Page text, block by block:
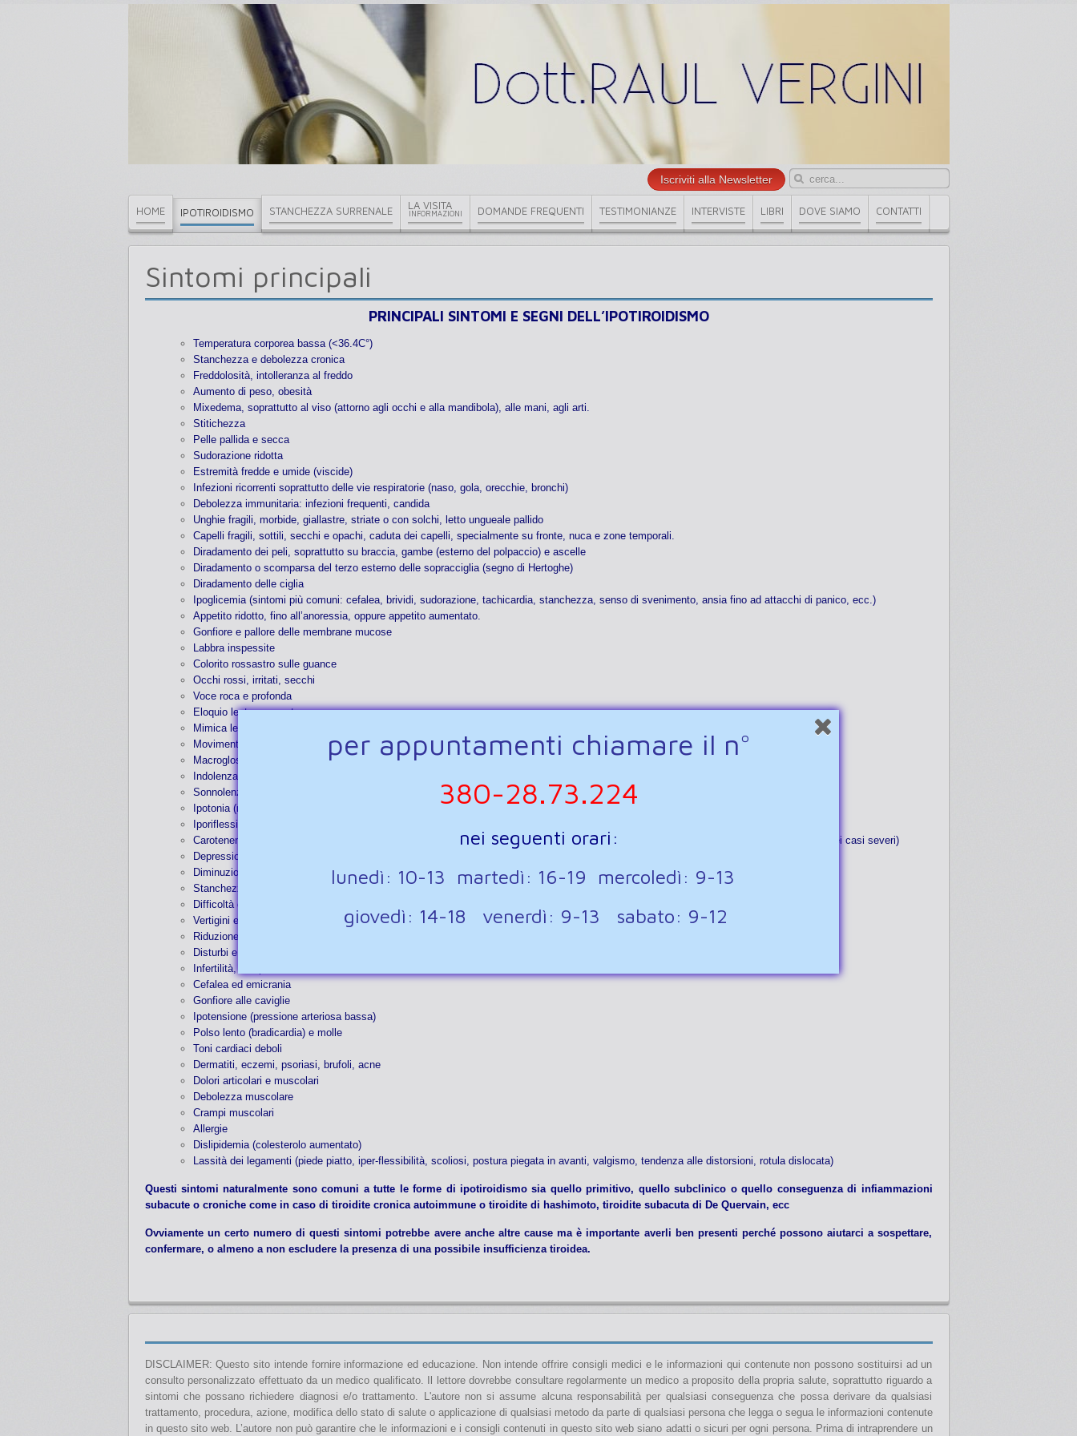
Iscriviti alla Newsletter
HOME IPOTIROIDISMO STANCHEZZA SURRENALE LA VISITA
INFORMAZIONI DOMANDE FREQUENTI TESTIMONIANZE INTERVISTE LIBRI DOVE SIAMO CONTATTI
Sintomi principali
PRINCIPALI SINTOMI E SEGNI DELL’IPOTIROIDISMO
Temperatura corporea bassa (<36.4C°)
Stanchezza e debolezza cronica
Freddolosità, intolleranza al freddo
Aumento di peso, obesità
Mixedema, soprattutto al viso (attorno agli occhi e alla mandibola), alle mani, agli arti.
Stitichezza
Pelle pallida e secca
Sudorazione ridotta
Estremità fredde e umide (viscide)
Infezioni ricorrenti soprattutto delle vie respiratorie (naso, gola, orecchie, bronchi)
Debolezza immunitaria: infezioni frequenti, candida
Unghie fragili, morbide, giallastre, striate o con solchi, letto ungueale pallido
Capelli fragili, sottili, secchi e opachi, caduta dei capelli, specialmente su fronte, nuca e zone temporali.
Diradamento dei peli, soprattutto su braccia, gambe (esterno del polpaccio) e ascelle
Diradamento o scomparsa del terzo esterno delle sopracciglia (segno di Hertoghe)
Diradamento delle ciglia
Ipoglicemia (sintomi più comuni: cefalea, brividi, sudorazione, tachicardia, stanchezza, senso di svenimento, ansia fino ad attacchi di panico, ecc.)
Appetito ridotto, fino all’anoressia, oppure appetito aumentato.
Gonfiore e pallore delle membrane mucose
Labbra inspessite
Colorito rossastro sulle guance
Occhi rossi, irritati, secchi
Voce roca e profonda
Eloquio lento e monotono
Mimica lenta
Movimenti lenti
Macroglossia (lingua ingrossata) spesso con impronta dei denti sui lati
Indolenza, apatia, pigrizia, svogliatezza
Sonnolenza, letargia
Ipotonia (ridotto tono muscolare)
Iporiflessia (riflessi diminuiti), specialmente del tendine di Achille
Carotenemia (colorazione giallastra del palmo di mani e piedi dovuta all’incapacità del fegato di convertire il beta-carotene in vitamina A) (nei casi severi)
Depressione, umore malinconico
Diminuzione della memoria e dell’attività mentale
Stanchezza mentale
Difficoltà di concentrazione
Vertigini e giramenti di testa
Riduzione o scomparsa del desiderio sessuale
Disturbi e alterazioni del ciclo mestruale e Sindrome Premestruale
Infertilità, incapacità di rimanere incinta
Cefalea ed emicrania
Gonfiore alle caviglie
Ipotensione (pressione arteriosa bassa)
Polso lento (bradicardia) e molle
Toni cardiaci deboli
Dermatiti, eczemi, psoriasi, brufoli, acne
Dolori articolari e muscolari
Debolezza muscolare
Crampi muscolari
Allergie
Dislipidemia (colesterolo aumentato)
Lassità dei legamenti (piede piatto, iper-flessibilità, scoliosi, postura piegata in avanti, valgismo, tendenza alle distorsioni, rotula dislocata)
Questi sintomi naturalmente sono comuni a tutte le forme di ipotiroidismo sia quello primitivo, quello subclinico o quello conseguenza di infiammazioni
subacute o croniche come in caso di tiroidite cronica autoimmune o tiroidite di hashimoto, tiroidite subacuta di De Quervain, ecc
Ovviamente un certo numero di questi sintomi potrebbe avere anche altre cause ma è importante averli ben presenti perché possono aiutarci a sospettare,
confermare, o almeno a non escludere la presenza di una possibile insufficienza tiroidea.
DISCLAIMER: Questo sito intende fornire informazione ed educazione. Non intende offrire consigli medici e le informazioni qui contenute non possono sostituirsi ad un
consulto personalizzato effettuato da un medico qualificato. Il lettore dovrebbe consultare regolarmente un medico a proposito della propria salute, soprattutto riguardo a
sintomi che possano richiedere diagnosi e/o trattamento. L'autore non si assume alcuna responsabilità per qualsiasi conseguenza che possa derivare da qualsiasi
trattamento, procedura, azione, modifica dello stato di salute o applicazione di qualsiasi metodo da parte di qualsiasi persona che legga o segua le informazioni contenute
in questo sito web. L’autore non può garantire che le informazioni e i consigli contenuti in questo sito web siano adatti o sicuri per ogni persona. Prima di intraprendere un
per appuntamenti chiamare il n°
380-28.73.224
nei seguenti orari:
lunedì: 10-13 martedì: 16-19 mercoledì: 9-13
giovedì: 14-18 venerdì: 9-13 sabato: 9-12